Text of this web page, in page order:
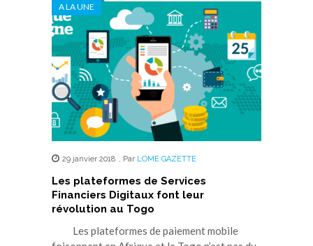
A LA UNE
29 janvier 2018 Par LOME GAZETTE
Les plateformes de Services
Financiers Digitaux font leur
révolution au Togo
Les plateformes de paiement mobile